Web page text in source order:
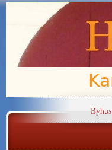
Byhus